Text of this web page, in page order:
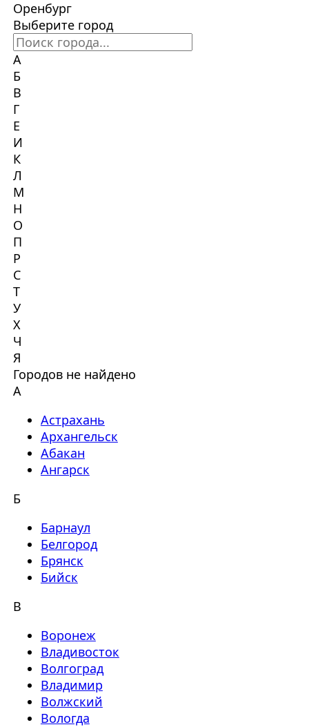
Оренбург
Выберите город
А
Б
В
Г
Е
И
К
Л
М
Н
О
П
Р
С
Т
У
Х
Ч
Я
Городов не найдено
А
Астрахань
Архангельск
Абакан
Ангарск
Б
Барнаул
Белгород
Брянск
Бийск
В
Воронеж
Владивосток
Волгоград
Владимир
Волжский
Вологда